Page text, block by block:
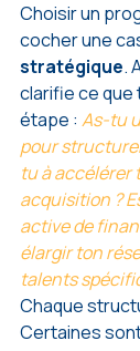
Choisir un
cocher une
stratégique.
clarifie ce
étape : As-tu
pour
tu à accélérer
acquisition ?
active de
élargir ton
talents
Chaque
Certaines